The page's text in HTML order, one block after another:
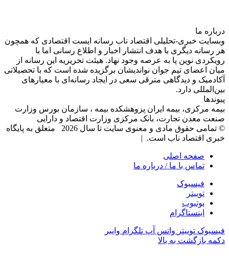
درباره‌ ما
وبسایت خبری-تحلیلی اقتصاد ناب رسانه‌ ایست اقتصادی که همچون
هر رسانه دیگری با هدف انتشار اخبار و اطلاع رسانی اما با
رویکردی نوین پا به عرصه وجود نهاد. هیئت تحریریه این رسانه از
میان اعضای تیم جوان نواندیشان برگزیده شده است که با تحصیلاتی
آکادمیک و دیدگاهی‌ مترقی سعی در ایجاد رسانه‌ای با معیار‌های
بین‌المللی دارد.
پیوندها
بیمه مرکزی، بیمه ایران پزوهشکده بیمه ، سازمان بورس وزارت
صنعت معدن تجارت، بانک مرکزی وزارت اقتصاد و دارایی
© تمامی حقوق مادی و معنوی سایت تا سال 2026 متعلق به پایگاه
خبری اقتصاد ناب است. |
صفحه اصلی
تماس با ما / درباره ما
فیسبوک
توییتر
یوتیوب
اینستاگرام
فیسبوک توییتر واتس آپ تلگرام وایبر
دکمه بازگشت به بالا